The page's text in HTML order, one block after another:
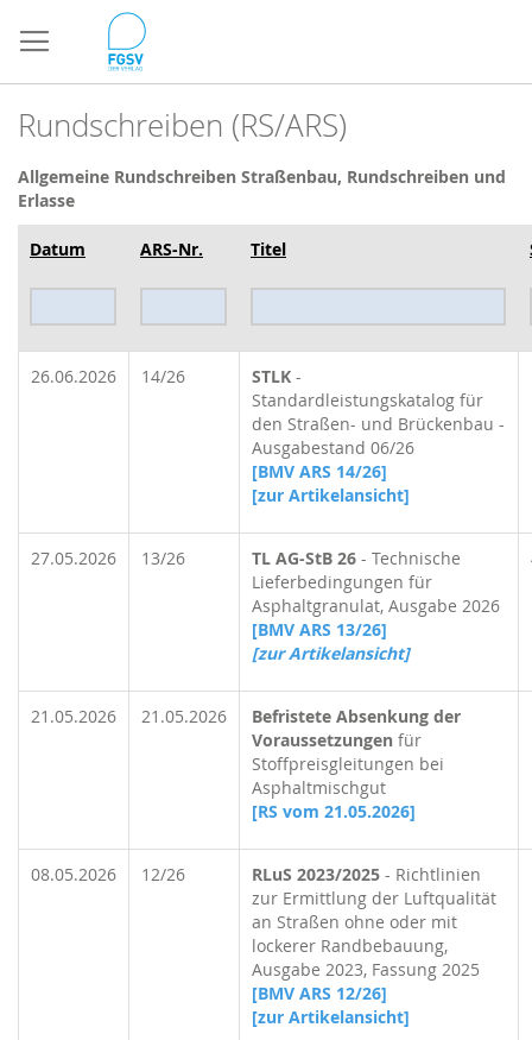
zum
Inhalt
Rundschreiben (RS/ARS)
Allgemeine Rundschreiben Straßenbau, Rundschreiben und
Erlasse
Datum ARS-Nr. Titel
26.06.2026 14/26 STLK -
Standardleistungskatalog für
den Straßen- und Brückenbau -
Ausgabestand 06/26
[BMV ARS 14/26]
[zur Artikelansicht]
27.05.2026 13/26 TL AG-StB 26 - Technische
Lieferbedingungen für
Asphaltgranulat, Ausgabe 2026
[BMV ARS 13/26]
[zur Artikelansicht]
21.05.2026 21.05.2026
Befristete Absenkung der
Voraussetzungen für
Stoffpreisglei­tungen bei
Asphaltmischgut
[RS vom 21.05.2026]
08.05.2026 12/26 RLuS 2023/2025 - Richtlinien
zur Ermittlung der Luftqualität
an Straßen ohne oder mit
lockerer Randbebauung,
Ausgabe 2023, Fassung 2025
[BMV ARS 12/26]
[zur Artikelansicht]